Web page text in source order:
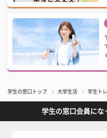
学生の窓口トップ 大学生活 学生ト
学生の窓口会員にな